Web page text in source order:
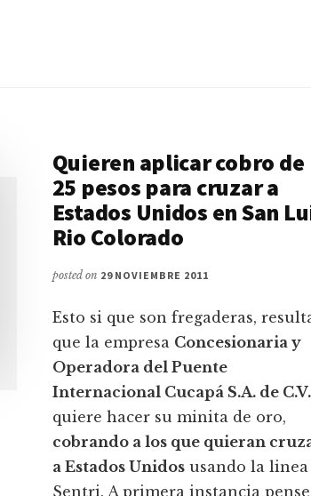
Quieren aplicar cobro de
25 pesos para cruzar a
Estados Unidos en San
Rio Colorado
posted on 29 NOVIEMBRE 2011
Esto si que son fregaderas,
que la empresa Concesionaria y
Operadora del Puente
Internacional Cucapá S.A. de C.V.
quiere hacer su minita de oro,
cobrando a los que quieran
a Estados Unidosusando la linea
Sentri. A primera instancia pense